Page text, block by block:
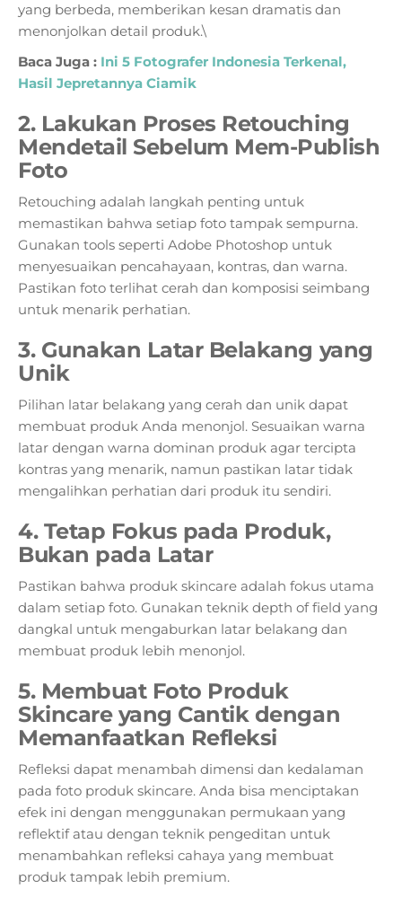
yang berbeda, memberikan kesan dramatis dan
menonjolkan detail produk.\
Baca Juga : Ini 5 Fotografer Indonesia Terkenal,
Hasil Jepretannya Ciamik
2. Lakukan Proses Retouching
Mendetail Sebelum Mem-Publish
Foto
Retouching adalah langkah penting untuk
memastikan bahwa setiap foto tampak sempurna.
Gunakan tools seperti Adobe Photoshop untuk
menyesuaikan pencahayaan, kontras, dan warna.
Pastikan foto terlihat cerah dan komposisi seimbang
untuk menarik perhatian.
3. Gunakan Latar Belakang yang
Unik
Pilihan latar belakang yang cerah dan unik dapat
membuat produk Anda menonjol. Sesuaikan warna
latar dengan warna dominan produk agar tercipta
kontras yang menarik, namun pastikan latar tidak
mengalihkan perhatian dari produk itu sendiri.
4. Tetap Fokus pada Produk,
Bukan pada Latar
Pastikan bahwa produk skincare adalah fokus utama
dalam setiap foto. Gunakan teknik depth of field yang
dangkal untuk mengaburkan latar belakang dan
membuat produk lebih menonjol.
5. Membuat Foto Produk
Skincare yang Cantik dengan
Memanfaatkan Refleksi
Refleksi dapat menambah dimensi dan kedalaman
pada foto produk skincare. Anda bisa menciptakan
efek ini dengan menggunakan permukaan yang
reflektif atau dengan teknik pengeditan untuk
menambahkan refleksi cahaya yang membuat
produk tampak lebih premium.